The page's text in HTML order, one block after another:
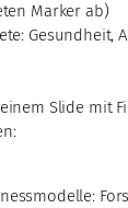
Marker ab)
Gesundheit,
Slide mit